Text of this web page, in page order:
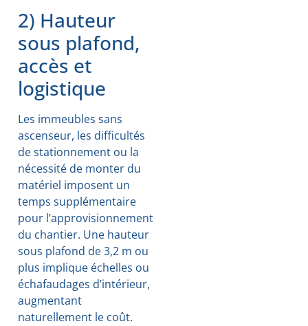
2) Hauteur
sous plafond,
accès et
logistique
Les immeubles sans
ascenseur, les difficultés
de stationnement ou la
nécessité de monter du
matériel imposent un
temps supplémentaire
pour l’approvisionnement
du chantier. Une hauteur
sous plafond de 3,2 m ou
plus implique échelles ou
échafaudages d’intérieur,
augmentant
naturellement le coût.